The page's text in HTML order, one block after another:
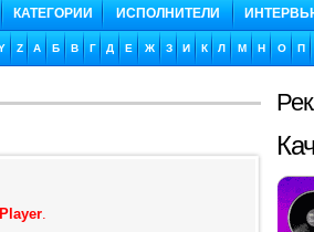
КАТЕГОРИИ ИСПОЛНИТЕЛИ
Z А Б В Г Д Е Ж З И К Л М Н О П
.